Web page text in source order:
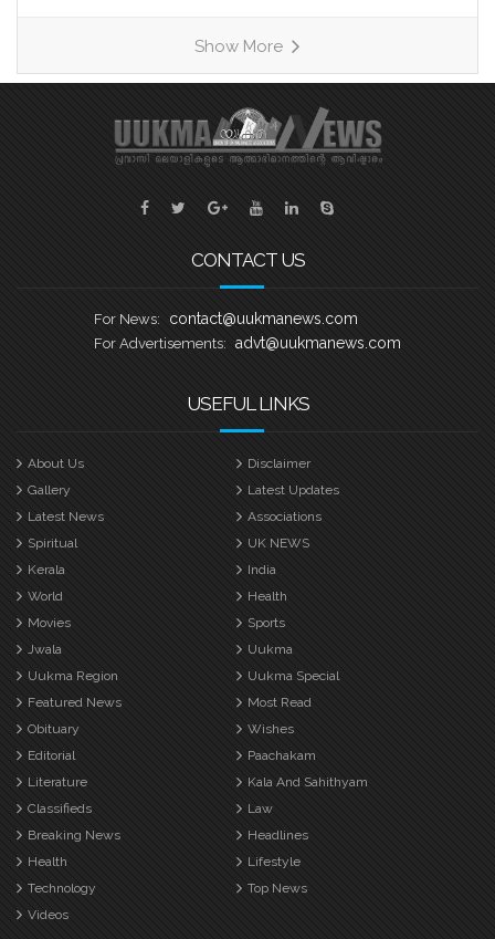
യുക്മ കേരളപൂരം വള്ളംകളിയും യുക്മ
തെരേസാസ് ഓണച്ചന്തം ‘മലയാളി
സുന്ദരി സീസൺ 2’ മത്സരവും
അനുബന്ധ കലാപരിപാടികളും ഏറ്റവും
ഭംഗിയായി നടത്തുവാനുള്ള
ഒരുക്കങ്ങളാണ് യുക്മ ദേശീയ സമിതി
നടത്തി വരുന്നതെന്ന് ദേശീയ പ്രസിഡൻ്റ്
അഡ്വ. എബി സെബാസ്റ്റ്യൻ, ജനറൽ
Show More
CONTACT US
For News: contact@uukmanews.com
For Advertisements: advt@uukmanews.com
USEFUL LINKS
About Us
Disclaimer
Gallery
Latest Updates
Latest News
Associations
Spiritual
UK NEWS
Kerala
India
World
Health
Movies
Sports
Jwala
Uukma
Uukma Region
Uukma Special
Featured News
Most Read
Obituary
Wishes
Editorial
Paachakam
Literature
Kala And Sahithyam
Classifieds
Law
Breaking News
Headlines
Health
Lifestyle
Technology
Top News
Videos